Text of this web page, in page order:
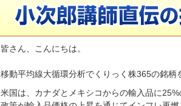
皆さん、こんにちは。
移動平均線大循環分析でくりっく株365の銘柄
米国は、カナダとメキシコからの輸入品に